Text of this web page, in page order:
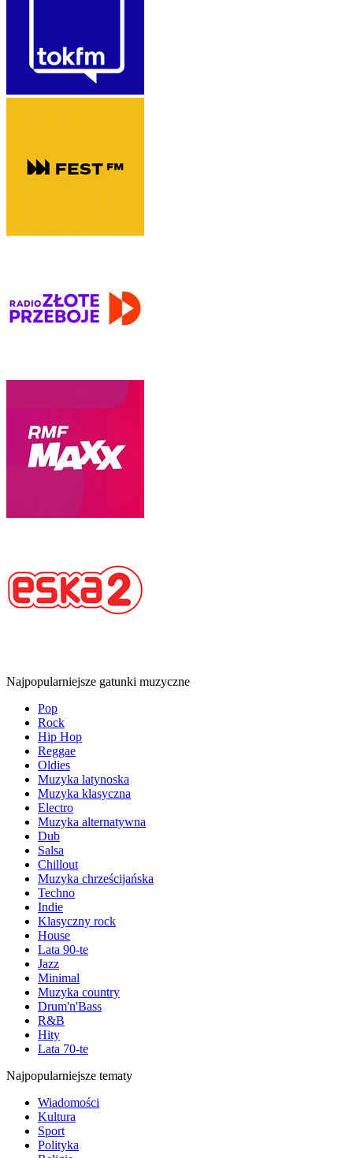
Najpopularniejsze gatunki muzyczne
Pop
Rock
Hip Hop
Reggae
Oldies
Muzyka latynoska
Muzyka klasyczna
Electro
Muzyka alternatywna
Dub
Salsa
Chillout
Muzyka chrześcijańska
Techno
Indie
Klasyczny rock
House
Lata 90-te
Jazz
Minimal
Muzyka country
Drum'n'Bass
R&B
Hity
Lata 70-te
Najpopularniejsze tematy
Wiadomości
Kultura
Sport
Polityka